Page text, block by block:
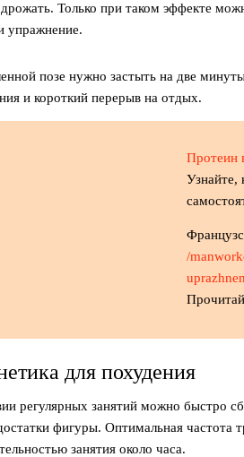
Только при таком эффекте
упражнение.
позе нужно застыть на две
и короткий перерыв на отдых.
Протеин
Узнайте,
/
для похудения
регулярных занятий можно быстро
фигуры. Оптимальная частота
занятия около часа.